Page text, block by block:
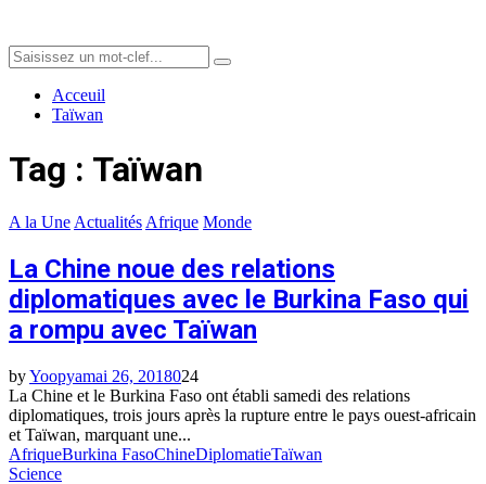
Search
for:
Search
Acceuil
Taïwan
Tag : Taïwan
A la Une Actualités Afrique Monde
La Chine noue des relations
diplomatiques avec le Burkina Faso qui
a rompu avec Taïwan
byYoopyamai 26, 2018024
La Chine et le Burkina Faso ont établi samedi des relations
diplomatiques, trois jours après la rupture entre le pays ouest-africain
et Taïwan, marquant une...
AfriqueBurkina FasoChineDiplomatieTaïwan
Science